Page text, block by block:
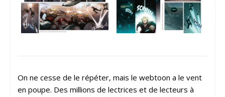
On ne cesse de le répéter, mais le webtoon a le vent
en poupe. Des millions de lectrices et de lecteurs à